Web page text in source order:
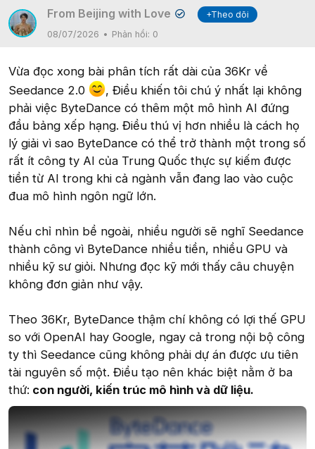
From Beijing with Love ✔
+Theo dõi
08/07/2026
Phản hồi: 0
Vừa đọc xong bài phân tích rất dài của 36Kr về
Seedance 2.0
, Điều khiến tôi chú ý nhất lại không
phải việc ByteDance có thêm một mô hình AI đứng
đầu bảng xếp hạng. Điều thú vị hơn nhiều là cách họ
lý giải vì sao ByteDance có thể trở thành một trong số
rất ít công ty AI của Trung Quốc thực sự kiếm được
tiền từ AI trong khi cả ngành vẫn đang lao vào cuộc
đua mô hình ngôn ngữ lớn.
Nếu chỉ nhìn bề ngoài, nhiều người sẽ nghĩ Seedance
thành công vì ByteDance nhiều tiền, nhiều GPU và
nhiều kỹ sư giỏi. Nhưng đọc kỹ mới thấy câu chuyện
không đơn giản như vậy.
Theo 36Kr, ByteDance thậm chí không có lợi thế GPU
so với OpenAI hay Google, ngay cả trong nội bộ công
ty thì Seedance cũng không phải dự án được ưu tiên
tài nguyên số một. Điều tạo nên khác biệt nằm ở ba
thứ: con người, kiến trúc mô hình và dữ liệu.